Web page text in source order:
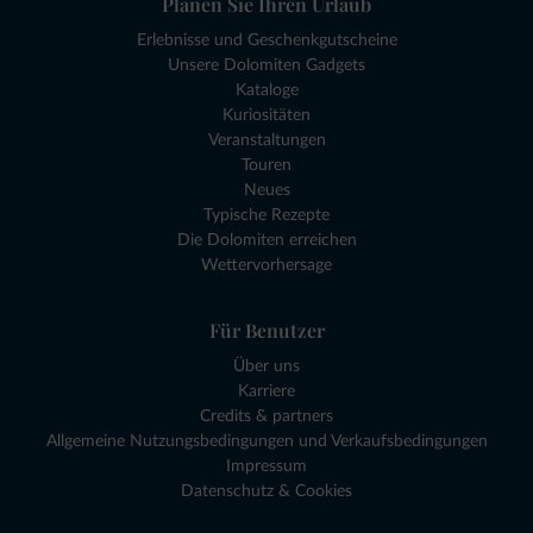
Erlebnisse und Geschenkgutscheine
Unsere Dolomiten Gadgets
Kataloge
Kuriositäten
Veranstaltungen
Touren
Neues
Typische Rezepte
Die Dolomiten erreichen
Wettervorhersage
Für Benutzer
Über uns
Karriere
Credits & partners
Allgemeine Nutzungsbedingungen und Verkaufsbedingungen
Impressum
Datenschutz & Cookies